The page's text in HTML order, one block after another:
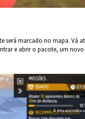
será marcado no mapa. Vá
e abrir o pacote, um